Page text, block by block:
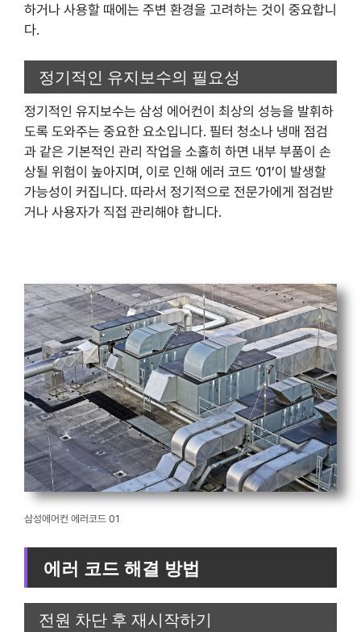
하거나 사용할 때에는 주변 환경을 고려하는 것이 중요합니
다.
정기적인 유지보수의 필요성
정기적인 유지보수는 삼성 에어컨이 최상의 성능을 발휘하
도록 도와주는 중요한 요소입니다. 필터 청소나 냉매 점검
과 같은 기본적인 관리 작업을 소홀히 하면 내부 부품이 손
상될 위험이 높아지며, 이로 인해 에러 코드 ’01’이 발생할
가능성이 커집니다. 따라서 정기적으로 전문가에게 점검받
거나 사용자가 직접 관리해야 합니다.
삼성에어컨 에러코드 01
에러 코드 해결 방법
전원 차단 후 재시작하기